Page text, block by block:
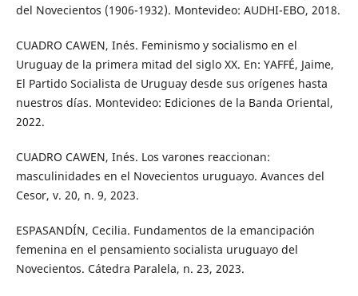
del Novecientos (1906-1932). Montevideo: AUDHI-EBO, 2018.
CUADRO CAWEN, Inés. Feminismo y socialismo en el
Uruguay de la primera mitad del siglo XX. En: YAFFÉ, Jaime,
El Partido Socialista de Uruguay desde sus orígenes hasta
nuestros días. Montevideo: Ediciones de la Banda Oriental,
2022.
CUADRO CAWEN, Inés. Los varones reaccionan:
masculinidades en el Novecientos uruguayo. Avances del
Cesor, v. 20, n. 9, 2023.
ESPASANDÍN, Cecilia. Fundamentos de la emancipación
femenina en el pensamiento socialista uruguayo del
Novecientos. Cátedra Paralela, n. 23, 2023.